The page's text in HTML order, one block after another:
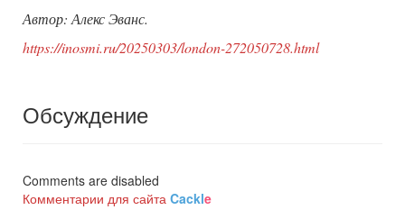
Автор: Алекс Эванс.
https://inosmi.ru/20250303/london-272050728.html
Обсуждение
Comments are disabled
Комментарии для сайта Cackle